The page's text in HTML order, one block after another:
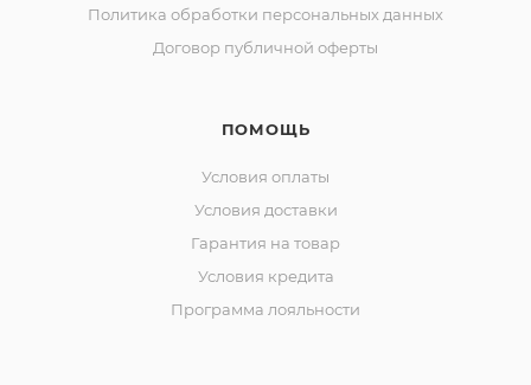
Политика обработки персональных данных
Договор публичной оферты
ПОМОЩЬ
Условия оплаты
Условия доставки
Гарантия на товар
Условия кредита
Программа лояльности